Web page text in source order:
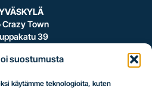
suostumusta
käytämme teknologioita, kuten
Crazy Town
39